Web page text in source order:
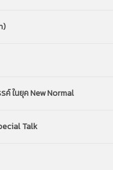
ค์ ในยุค New Normal
Talk